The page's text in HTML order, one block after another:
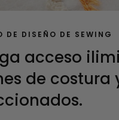
DE DISEÑO DE SEWING
acceso
de costura